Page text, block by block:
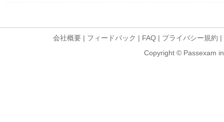
会社概要 | フィードバック | FAQ | プライバシー規約 |
Copyright © Passexam